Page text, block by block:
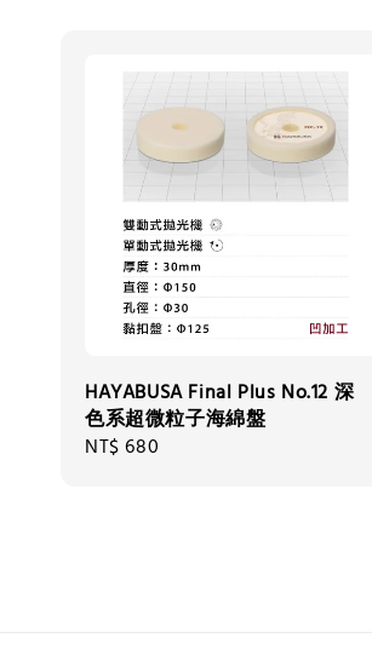
HAYABUSA Final Plus No.12 深
色系超微粒子海綿盤
Regular
NT$ 680